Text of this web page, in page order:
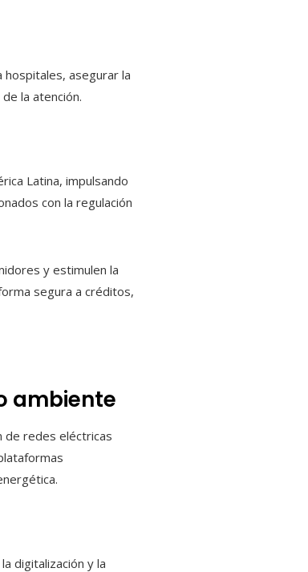
hospitales, asegurar la
la atención.
Latina, impulsando
con la regulación
y estimulen la
segura a créditos,
ambiente
de redes eléctricas
digitalización y la